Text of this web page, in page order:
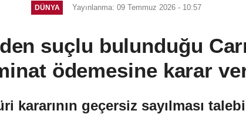
DÜNYA Yayınlanma: 09 Temmuz 2026 - 10:57
suçlu bulunduğu
ödemesine karar
kararının geçersiz sayılması